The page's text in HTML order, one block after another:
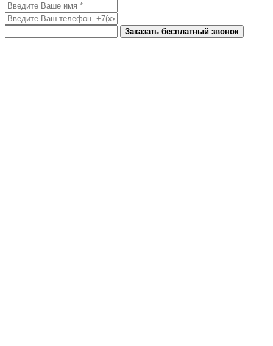
Заказать бесплатный звонок